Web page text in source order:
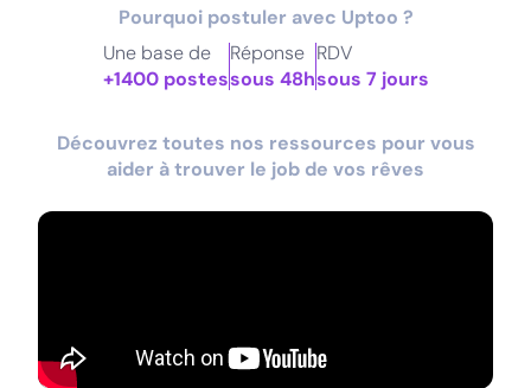
Pourquoi postuler avec Uptoo ?
Une base de
+1400 postes
Réponse
sous 48h
RDV
sous 7 jours
Découvrez toutes nos ressources pour vous
aider à trouver le job de vos rêves